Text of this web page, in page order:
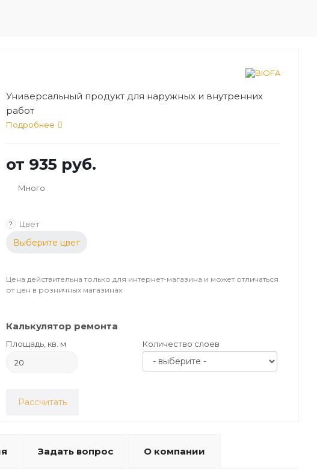
Универсальный продукт для наружных и внутренних
работ
Подробнее
от 935 руб.
Много
? Цвет
Выберите цвет
Цена действительна только для интернет-магазина и может отличаться
от цен в розничных магазинах
Калькулятор ремонта
Площадь, кв. м Количество слоев
Рассчитать
Задать вопрос О компании